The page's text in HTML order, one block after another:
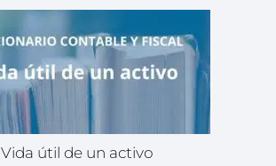
Vida útil de un activo